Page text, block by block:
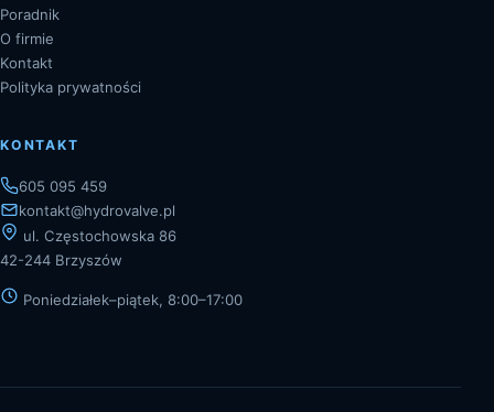
Poradnik
O firmie
Kontakt
Polityka prywatności
KONTAKT
605 095 459
kontakt@hydrovalve.pl
ul. Częstochowska 86
42-244 Brzyszów
Poniedziałek–piątek, 8:00–17:00